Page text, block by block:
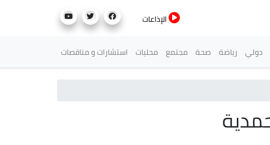
الإذاعات
دولي رياضة صحة مجتمع محليات استشارات و مناقصات